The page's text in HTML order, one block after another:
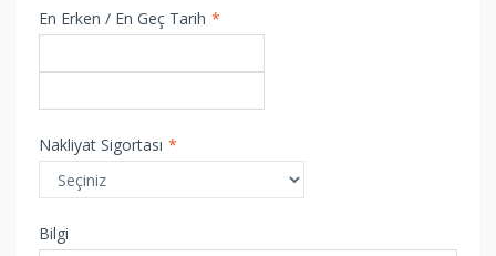
En Erken / En Geç Tarih *
Nakliyat Sigortası *
Bilgi